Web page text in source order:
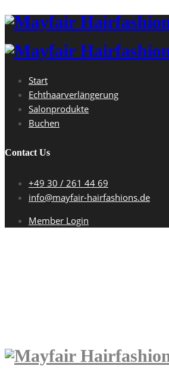
Start
Echthaarverlängerung
Salonprodukte
Buchen
Contact Us
+49 30 / 261 44 69
info@mayfair-hairfashions.de
Member Login